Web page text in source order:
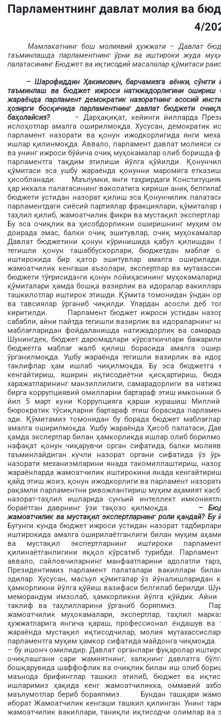
Парламентнинг давлат молия ва
4/
Мамлакатнинг бош молиявий ҳужжати – Давлат
таъминлашда парламентнинг ўрни ва иштироки жуда
палатасининг Бюджет ва иқтисодий масалалар қўмитаси
– Шарофиддин Ҳакимович, барчамизга аёнки,
таъминлаш ва бюджет ижроси натижадорлигини ошириш
жараёнда парламент демократик назоратнинг асосий
ҳозирги босқи­чида парламентнинг давлат бюджети
баҳолайсиз?– Дарҳақиқат, кейинги йилларда
ислоҳотлар амалга оширилмоқда. Хусусан, демо­кратик
парламент назорати ва қонун ижодкорлигида янги
ишлар қилинмоқда. Аввало, парламент давлат молияси
ва унинг ижроси бўйича очиқ муҳокамалар олиб
парламентга тақдим этилиши йўлга қўйилди.
қўмитаси эса ушбу жараёнда қонунни маромига
ҳисоб­ланади. Маълумки, янги таҳрирдаги
ҳар иккала палатасининг ваколатига кириши аниқ
бюджети устидан назорат қилиш эса Қонунчилик
парламентдаги сиёсий партиялар фракциялари,
таҳлил қилиб, жамоатчилик фикри ва мустақил
Бу эса очиқ­лик ва ҳисобдорликни оширишнинг
доирада эмас, балки очиқ эшитувлар, очиқ
Давлат бюджетини қо­нун кўринишида қабул қилишдан
тегишли қонун ташаббускорлари, бюджетдан маб­лағ
иштирокида бир қатор эшитувлар амалга
жамоатчилик кенгаши аъзолари, экспертлар ва
бюджети тўғри­сида»ги қонун лойиҳасининг
қўмита­лари ҳамда бошқа вазирлик ва идоралар
ташкилотлар иштирок этишди. Қў­мита томонидан ўндан
ва тавсиялар ўрганиб чиқилди. Улардан асосли деб
киритилди. Парламент бюджет ижроси устидан
сабаб­ли, айни пайтда тегишли вазирлик ва идораларнинг
маблағларидан фойдаланишда натижадорлик ва
Шунингдек, бюджет даромадлари кўрсаткичлари
бюджетга маблағ жалб қилиш борасида амалга
ўрганилмоқда. Ушбу жараёнда тегишли вазирлик ва
таклифлар ҳам ишлаб чиқилмоқда. Бу эса бюджетга
кенгайтириш, яширин иқтисодиётни қисқартириш,
харажатларининг манзиллилиги, самарадорлиги ва
бирга коррупциявий омилларни бартараф этиш
йил 5 март куни Коррупцияга қарши курашиш
бюрократик тўсиқларни бартараф этиш борасида
эди. Қўмитамиз томонидан бу борада бюджет
амалга оширилмоқда. Ушбу жараёнда Ҳисоб палатаси,
ҳамда экспертлар билан ҳамкорликда ишлар олиб
нафақат қонун чи­қарувчи орган сифатида, балки
таъминлайдиган кучли назорат органи сифатида ўз
назорати механизмларини янада такомиллаштириш,
жараёнларда жамоатчилик иштирокини янада
қайд этиш жоиз, қонун ижодкорлиги ва парламент
рақамли парламентни ривожлантириш муҳим аҳамият
назорат-таҳлил ишларида сунъий интеллект
бораётган даврнинг ўзи тақозо қилмоқда. –
жамоатчилик ва мустақил эксперт­ларнинг роли қандай?
Бугунги кунда бюджет ижроси устидан назорат
иштирокида амалга оширилаётганлиги билан муҳим
ва мустақил эксперт­ларнинг иштироки
қилинаётганлигини яққол кўрсатиб турибди.
аввало, сайловчиларнинг ман­фаатларини
Президентимиз парламент палаталари вакиллари
эдилар. Хусусан, масъул қўмиталар ўз
ҳамкорликни йўлга қўйиш вазифаси белгилаб берилди.
меморандум имзолаб, ҳамкорликни йўлга қўйдик. Айни
таклиф ва таҳлилларини ўрганиб боряпмиз.
жамоатчилик муҳокамалари, экспертлар, таҳлил
ҳужжатларига янгича қараш, профессионал ёндашув
жараёнда мустақил иқтисодчилар, молия
парламентга муҳим ҳамкор сифатида майдонга
– бу ишонч омилидир. Давлат органлари фуқаролар
очиқлаш­гани сари жамиятнинг, халқнинг давлатга
бошқарувида шаффофлик ва очиқлик билан иш олиб
маънода брифинглар ташкил этилиб, бюджет ва
ишларимиз ҳақида кенг жамоатчиликка, оммавий
маълумотлар бериб бораяпмиз. Бундан ташқари
иборат Жамоатчилик кенгаши ташкил қилинган. Унинг
жамоатчилик вакиллари, таниқли иқтисодчи олимлар ва